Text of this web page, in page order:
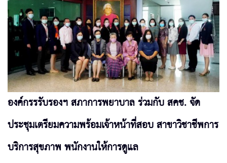
องค์กรรรับรองฯ สภาการพยาบาล ร่วมกับ สคช. จัด
ประชุมเตรียมความพร้อมเจ้าหน้าที่สอบ สาขาวิชาชีพการ
บริการสุขภาพ พนักงานให้การดูแล